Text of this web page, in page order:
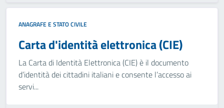
ANAGRAFE E STATO CIVILE
Carta d'identità elettronica (CIE)
La Carta di Identità Elettronica (CIE) è il documento
d’identità dei cittadini italiani e consente l’accesso ai
servi...